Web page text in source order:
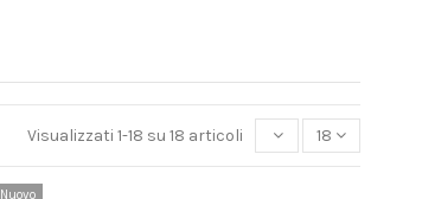
Visualizzati 1-18 su 18 articoli 18
Nuovo